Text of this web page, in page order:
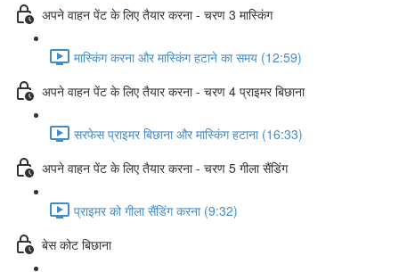
अपने वाहन पेंट के लिए तैयार करना - चरण 3 मास्किंग
मास्किंग करना और मास्किंग हटाने का समय (12:59)
अपने वाहन पेंट के लिए तैयार करना - चरण 4 प्राइमर बिछाना
सरफेस प्राइमर बिछाना और मास्किंग हटाना (16:33)
अपने वाहन पेंट के लिए तैयार करना - चरण 5 गीला सैंडिंग
प्राइमर को गीला सैंडिंग करना (9:32)
बेस कोट बिछाना